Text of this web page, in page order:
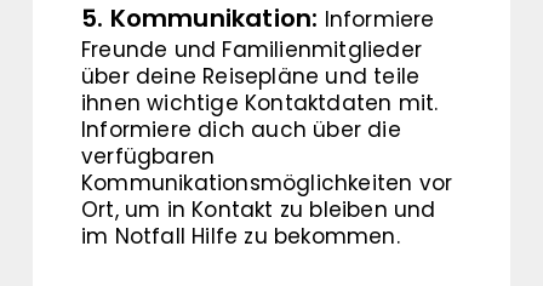
5. Kommunikation: Informiere
Freunde und Familienmitglieder
über deine Reisepläne und teile
ihnen wichtige Kontaktdaten mit.
Informiere dich auch über die
verfügbaren
Kommunikationsmöglichkeiten vor
Ort, um in Kontakt zu bleiben und
im Notfall Hilfe zu bekommen.